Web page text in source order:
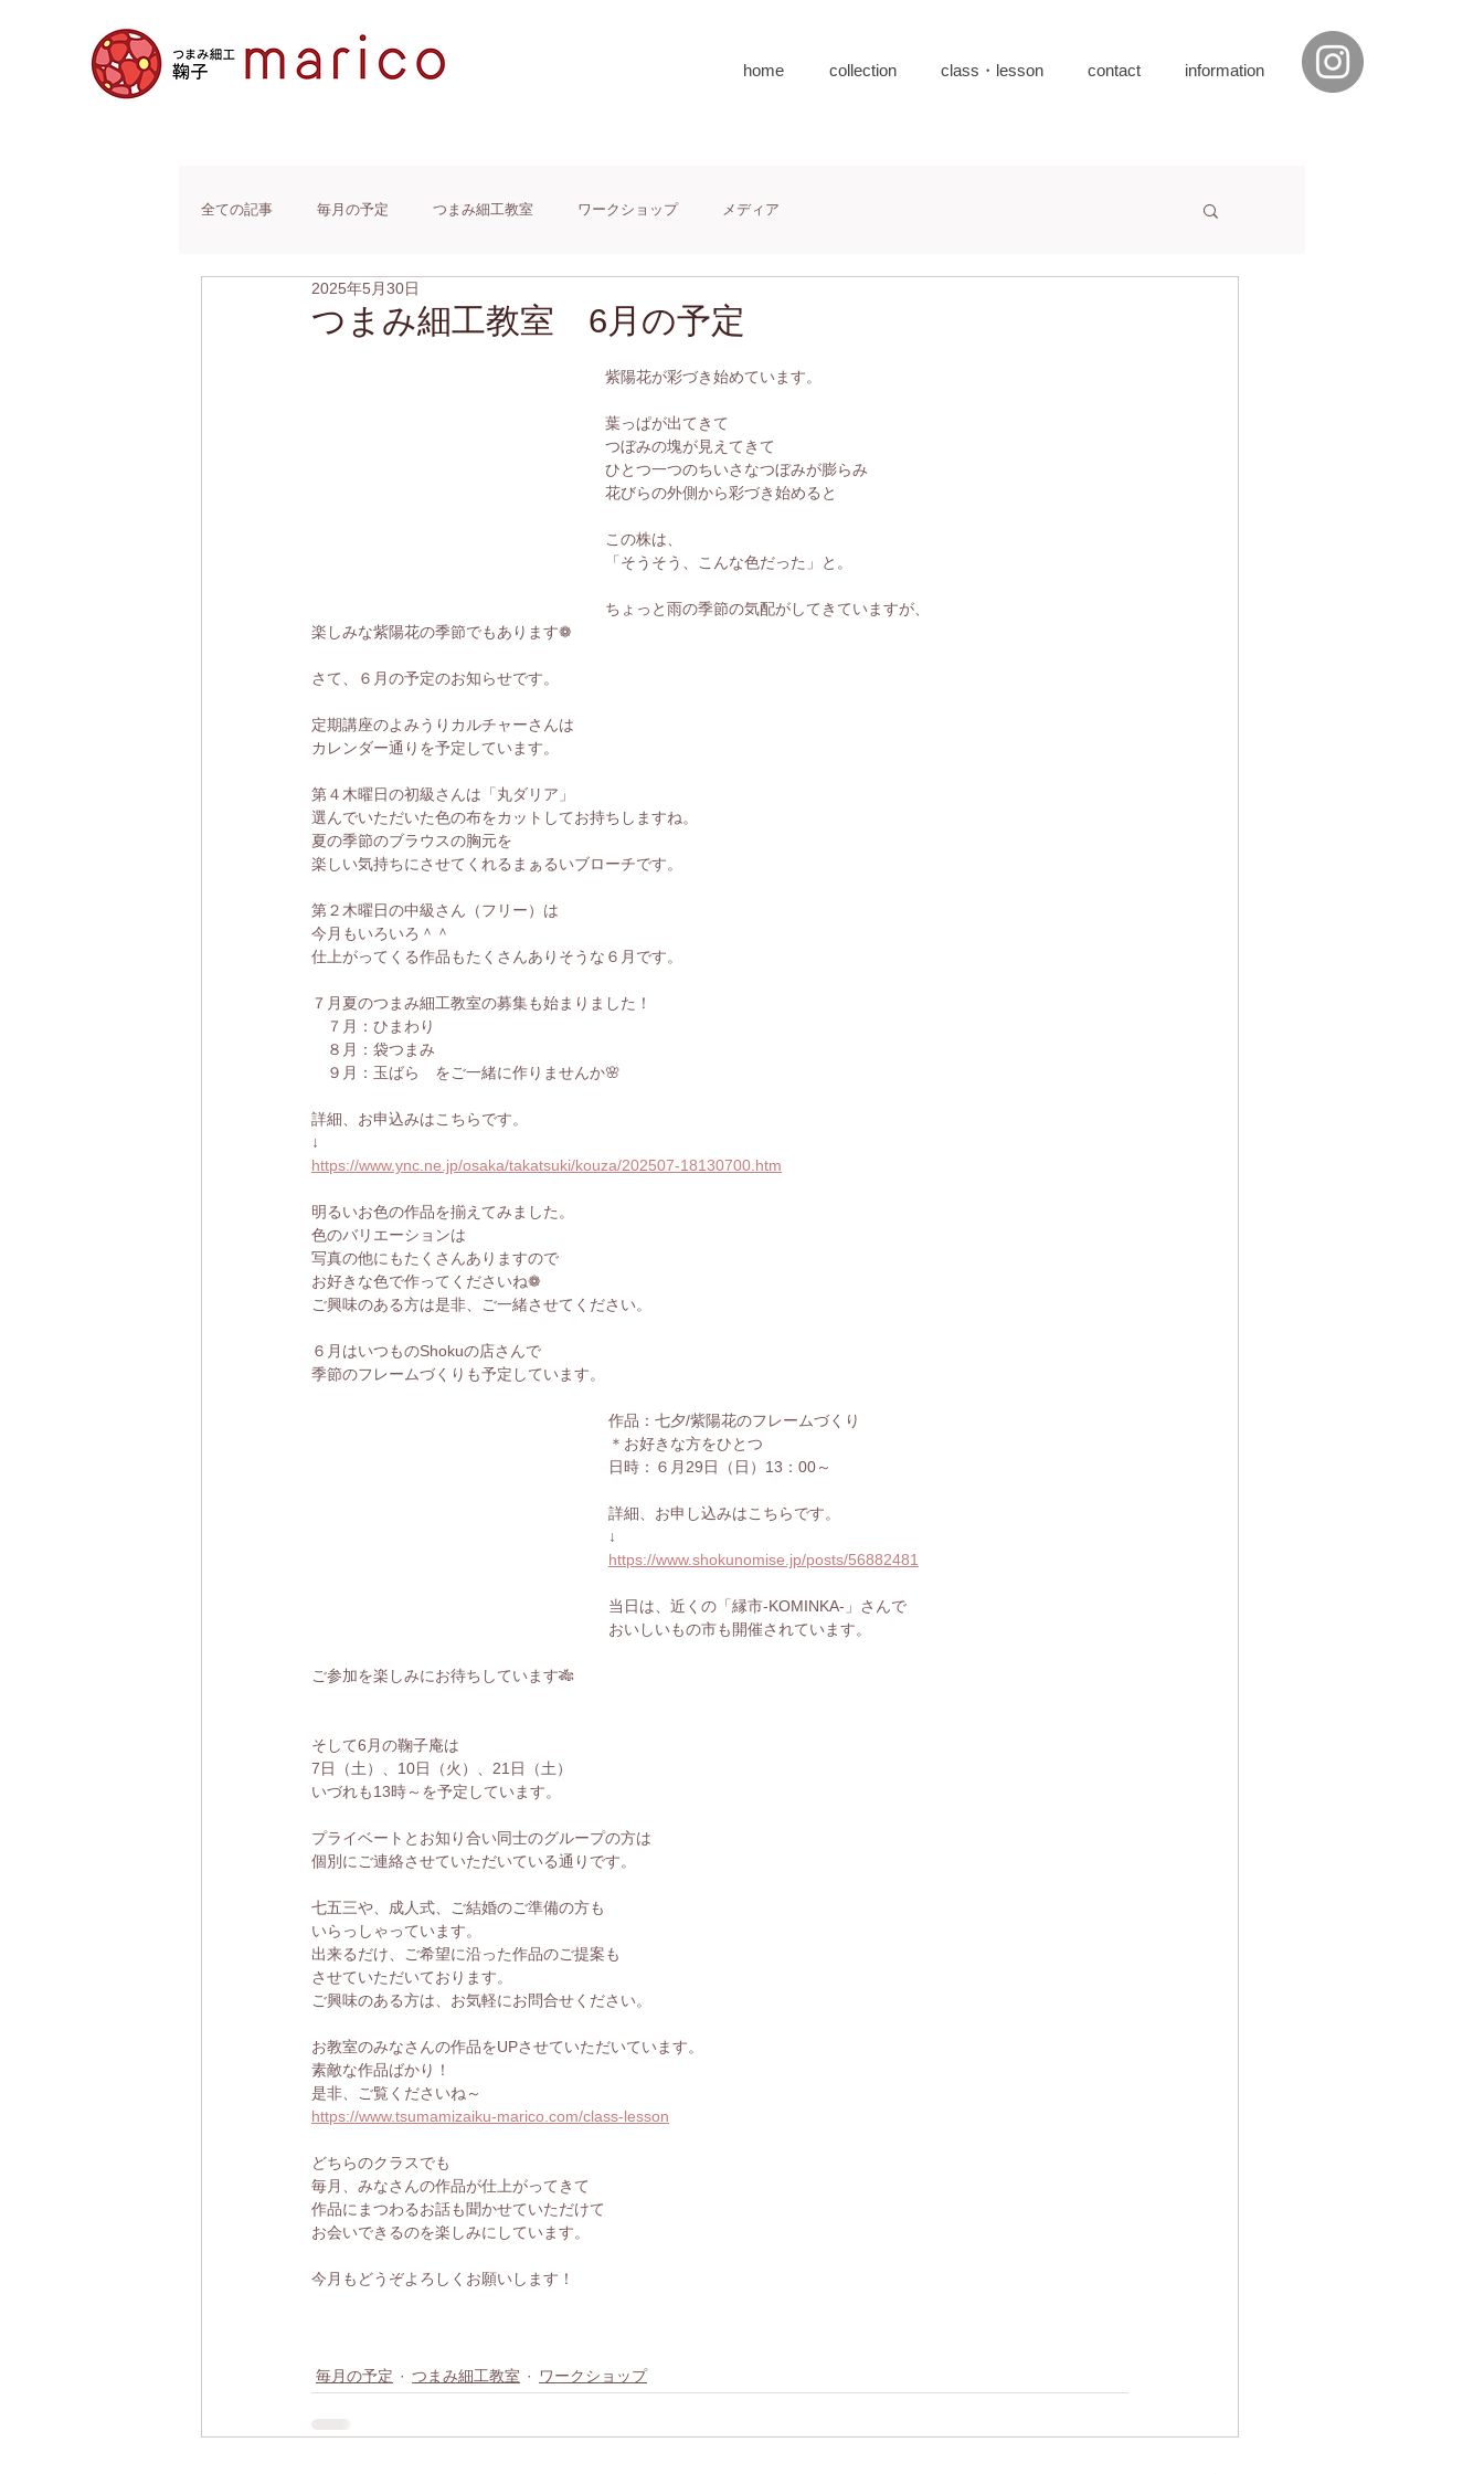
home collection class・lesson contact information
全ての記事 毎月の予定 つまみ細工教室 ワークショップ メディア
つまみ細工教室 6月の予定
2025年5月30日
紫陽花が彩づき始めています。
葉っぱが出てきて
つぼみの塊が見えてきて
ひとつ一つのちいさなつぼみが膨らみ
花びらの外側から彩づき始めると
この株は、
「そうそう、こんな色だった」と。
ちょっと雨の季節の気配がしてきていますが、
楽しみな紫陽花の季節でもあります❁
さて、６月の予定のお知らせです。
定期講座のよみうりカルチャーさんは
カレンダー通りを予定しています。
第４木曜日の初級さんは「丸ダリア」
選んでいただいた色の布をカットしてお持ちしますね。
夏の季節のブラウスの胸元を
楽しい気持ちにさせてくれるまぁるいブローチです。
第２木曜日の中級さん（フリー）は
今月もいろいろ＾＾
仕上がってくる作品もたくさんありそうな６月です。
７月夏のつまみ細工教室の募集も始まりました！
７月：ひまわり
８月：袋つまみ
９月：玉ばら　をご一緒に作りませんか🌸
詳細、お申込みはこちらです。
↓
https://www.ync.ne.jp/osaka/takatsuki/kouza/202507-18130700.htm
明るいお色の作品を揃えてみました。
色のバリエーションは
写真の他にもたくさんありますので
お好きな色で作ってくださいね❁
ご興味のある方は是非、ご一緒させてください。
６月はいつものShokuの店さんで
季節のフレームづくりも予定しています。
作品：七夕/紫陽花のフレームづくり
＊お好きな方をひとつ
日時：６月29日（日）13：00～
詳細、お申し込みはこちらです。
↓
https://www.shokunomise.jp/posts/56882481
当日は、近くの「縁市-KOMINKA-」さんで
おいしいもの市も開催されています。
ご参加を楽しみにお待ちしています🎋
そして6月の鞠子庵は
7日（土）、10日（火）、21日（土）
いづれも13時～を予定しています。
プライベートとお知り合い同士のグループの方は
個別にご連絡させていただいている通りです。
七五三や、成人式、ご結婚のご準備の方も
いらっしゃっています。
出来るだけ、ご希望に沿った作品のご提案も
させていただいております。
ご興味のある方は、お気軽にお問合せください。
お教室のみなさんの作品をUPさせていただいています。
素敵な作品ばかり！
是非、ご覧くださいね～
https://www.tsumamizaiku-marico.com/class-lesson
どちらのクラスでも
毎月、みなさんの作品が仕上がってきて
作品にまつわるお話も聞かせていただけて
お会いできるのを楽しみにしています。
今月もどうぞよろしくお願いします！
毎月の予定 つまみ細工教室 ワークショップ